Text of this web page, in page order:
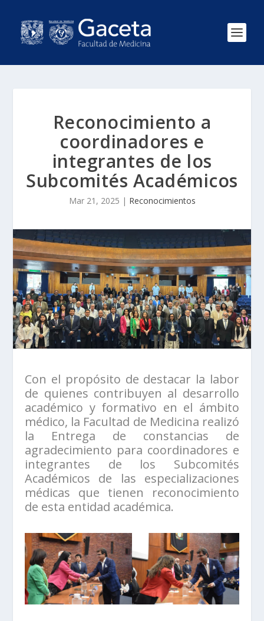
Reconocimiento a
coordinadores e
integrantes de los
Subcomités Académicos
Mar 21, 2025 | Reconocimientos
Con el propósito de destacar la labor
de quienes contribuyen al desarrollo
académico y formativo en el ámbito
médico, la Facultad de Medicina realizó
la Entrega de constancias de
agradecimiento para coordinadores e
integrantes de los Subcomités
Académicos de las especializaciones
médicas que tienen reconocimiento
de esta entidad académica.